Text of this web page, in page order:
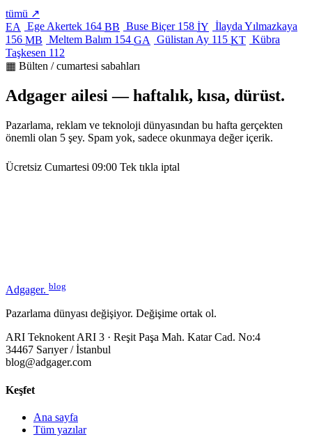
tümü ↗
EA
Ege Akertek 164 BB Buse Biçer 158 İY İlayda Yılmazkaya
156 MB Meltem Balım 154 GA Gülistan Ay 115 KT Kübra
Taşkesen 112
▦ Bülten / cumartesi sabahları
Adgager ailesi — haftalık, kısa, dürüst.
Pazarlama, reklam ve teknoloji dünyasından bu hafta gerçekten
önemli olan 5 şey. Spam yok, sadece okunmaya değer içerik.
Ücretsiz Cumartesi 09:00 Tek tıkla iptal
Adgager. blog
Pazarlama dünyası değişiyor. Değişime ortak ol.
ARI Teknokent ARI 3 · Reşit Paşa Mah. Katar Cad. No:4
34467 Sarıyer / İstanbul
blog@adgager.com
Keşfet
Ana sayfa
Tüm yazılar